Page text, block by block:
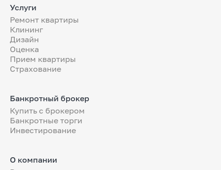
Услуги
Ремонт квартиры
Клининг
Дизайн
Оценка
Прием квартиры
Страхование
Банкротный брокер
Купить с брокером
Банкротные торги
Инвестирование
О компании